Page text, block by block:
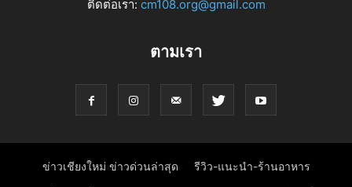
ติดต่อเรา: cm108.org@gmail.com
ตามเรา
ข่าวเชียงใหม่ ข่าวด่วนล่าสุด รีวิว-แนะนำ-ร้านอาหาร